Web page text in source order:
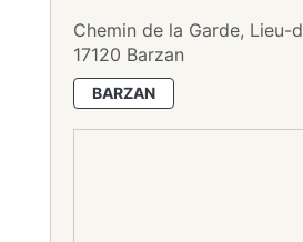
Chemin de la Garde, Lieu-
17120 Barzan
BARZAN